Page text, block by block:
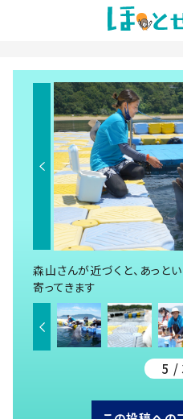
森山さんが近づくと、あっと
寄ってきます
5 /